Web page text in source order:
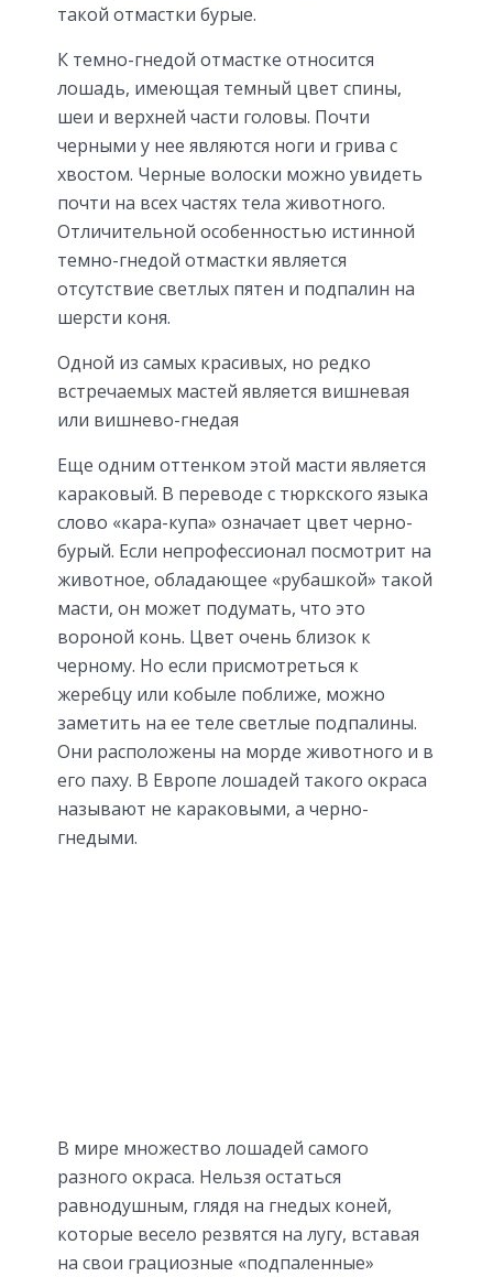
такой отмастки бурые.
К темно-гнедой отмастке относится
лошадь, имеющая темный цвет спины,
шеи и верхней части головы. Почти
черными у нее являются ноги и грива с
хвостом. Черные волоски можно увидеть
почти на всех частях тела животного.
Отличительной особенностью истинной
темно-гнедой отмастки является
отсутствие светлых пятен и подпалин на
шерсти коня.
Одной из самых красивых, но редко
встречаемых мастей является вишневая
или вишнево-гнедая
Еще одним оттенком этой масти является
караковый. В переводе с тюркского языка
слово «кара-купа» означает цвет черно-
бурый. Если непрофессионал посмотрит на
животное, обладающее «рубашкой» такой
масти, он может подумать, что это
вороной конь. Цвет очень близок к
черному. Но если присмотреться к
жеребцу или кобыле поближе, можно
заметить на ее теле светлые подпалины.
Они расположены на морде животного и в
его паху. В Европе лошадей такого окраса
называют не караковыми, а черно-
гнедыми.
В мире множество лошадей самого
разного окраса. Нельзя остаться
равнодушным, глядя на гнедых коней,
которые весело резвятся на лугу, вставая
на свои грациозные «подпаленные»